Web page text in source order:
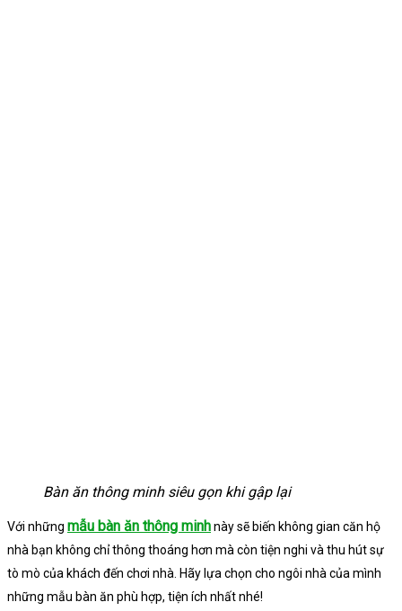
Bàn ăn thông minh siêu gọn khi gập lại
Với những mẫu bàn ăn thông minhnày sẽ biến không gian căn hộ
nhà bạn không chỉ thông thoáng hơn mà còn tiện nghi và thu hút sự
tò mò của khách đến chơi nhà. Hãy lựa chọn cho ngôi nhà của mình
những mẫu bàn ăn phù hợp, tiện ích nhất nhé!